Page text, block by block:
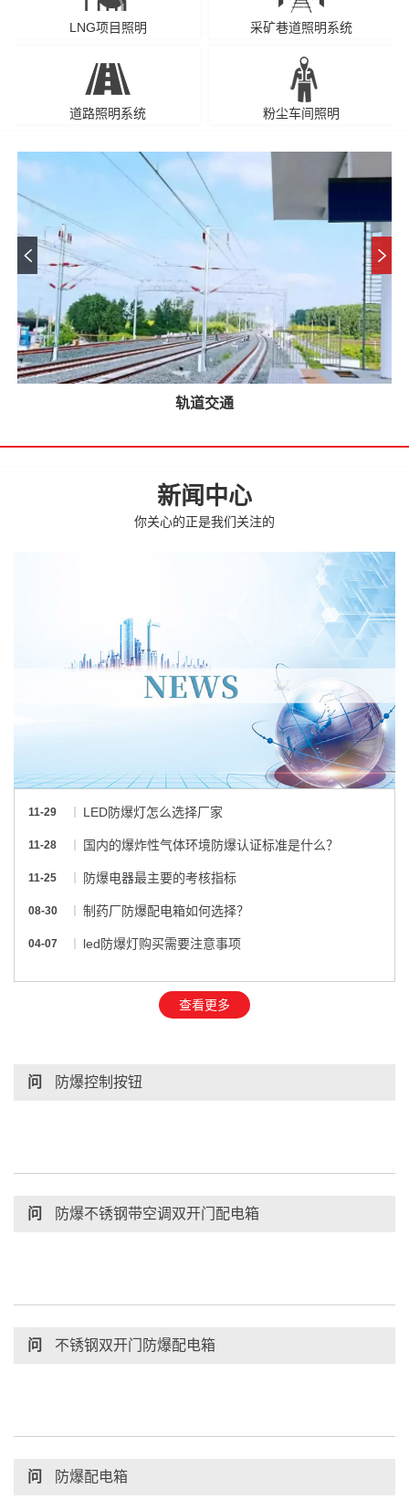
LNG项目照明 采矿巷道照明系统
道路照明系统 粉尘车间照明
轨道交通
新闻中心
你关心的正是我们关注的
11-29 LED防爆灯怎么选择厂家
11-28 国内的爆炸性气体环境防爆认证标准是什么？
11-25 防爆电器最主要的考核指标
08-30 制药厂防爆配电箱如何选择？
04-07 led防爆灯购买需要注意事项
查看更多
问 防爆控制按钮
问 防爆不锈钢带空调双开门配电箱
问 不锈钢双开门防爆配电箱
问 防爆配电箱